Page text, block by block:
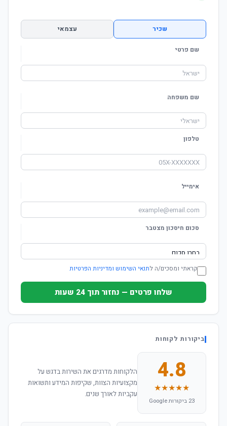
שכיר עצמאי
שם פרטי
שם משפחה
טלפון
אימייל
סכום חיסכון מצטבר
קראתי ומסכים/ה לתנאי השימוש ומדיניות הפרטיות
שלחו פרטים — נחזור תוך 24 שעות
ביקורות לקוחות
4.8
★★★★★
23 ביקורות Google
הלקוחות מדרגים את השירות בדגש על
מקצועיות הצוות, שקיפות המידע ותשואות
עקביות לאורך שנים.